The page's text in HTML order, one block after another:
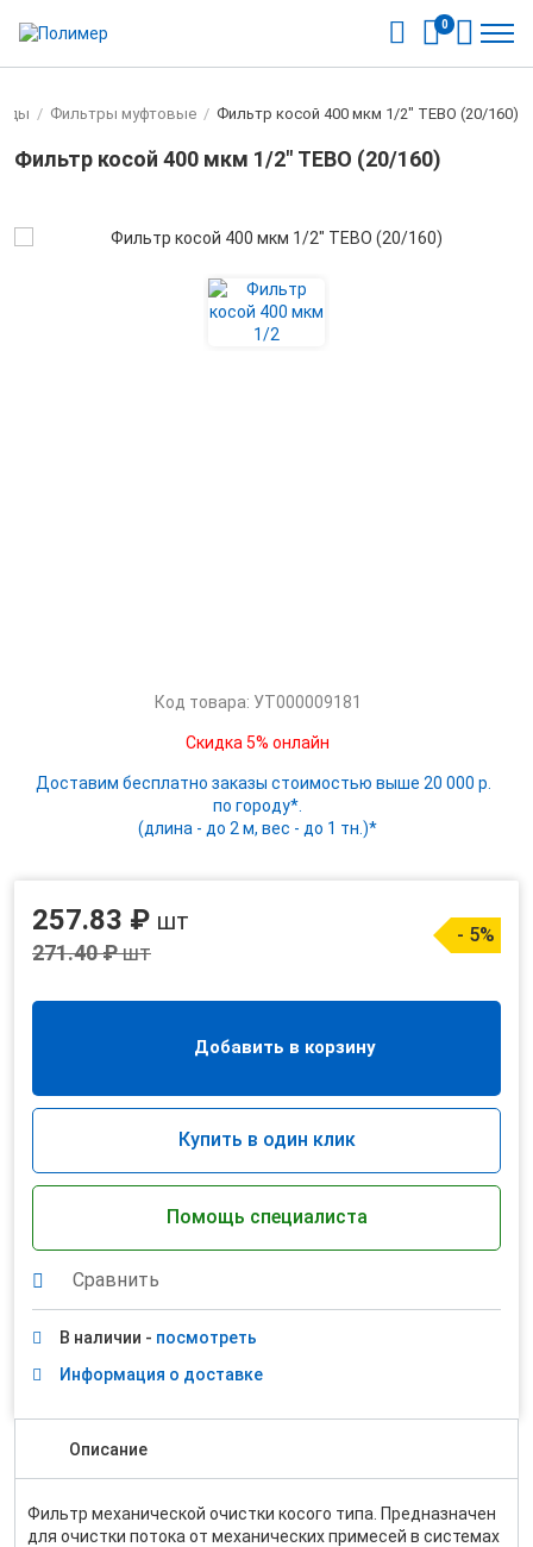
0
/ Фильтры муфтовые / Фильтр косой 400 мкм 1/2" TEBO (20/160)
Фильтр косой 400 мкм 1/2" TEBO (20/160)
Код товара: УТ000009181
Скидка 5% онлайн
Доставим бесплатно заказы стоимостью выше 20 000 р.
по городу*.
(длина - до 2 м, вес - до 1 тн.)*
257.83 ₽ шт
271.40 ₽шт
- 5%
Добавить в корзину
Купить в один клик
Помощь специалиста
Сравнить
В наличии - посмотреть
Информация о доставке
Описание
Фильтр механической очистки косого типа. Предназначен
для очистки потока от механических примесей в системах